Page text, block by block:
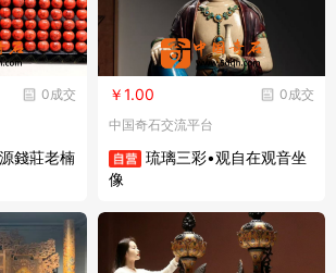
0成交
錢莊老楠
0成交
￥1.00
中国奇石交流平台
琉璃三彩•观自在观音坐
像